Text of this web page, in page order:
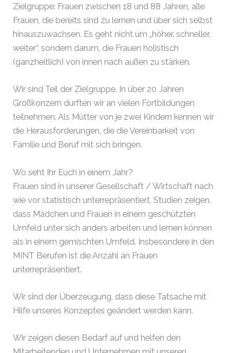
Zielgruppe: Frauen zwischen 18 und 88 Jahren, alle
Frauen, die bereits sind zu lernen und über sich selbst
hinauszuwachsen. Es geht nicht um „höher, schneller,
weiter“, sondern darum, die Frauen holistisch
(ganzheitlich) von innen nach außen zu stärken.
Wir sind Teil der Zielgruppe. In über 20 Jahren
Großkonzern durften wir an vielen Fortbildungen
teilnehmen. Als Mütter von je zwei Kindern kennen wir
die Herausforderungen, die die Vereinbarkeit von
Familie und Beruf mit sich bringen.
Wo seht Ihr Euch in einem Jahr?
Frauen sind in unserer Gesellschaft / Wirtschaft nach
wie vor statistisch unterrepräsentiert. Studien zeigen,
dass Mädchen und Frauen in einem geschützten
Umfeld unter sich anders arbeiten und lernen können
als in einem gemischten Umfeld. Insbesondere in den
MINT Berufen ist die Anzahl an Frauen
unterrepräsentiert.
Wir sind der Überzeugung, dass diese Tatsache mit
Hilfe unseres Konzeptes geändert werden kann.
Wir zeigen diesen Bedarf auf und helfen den